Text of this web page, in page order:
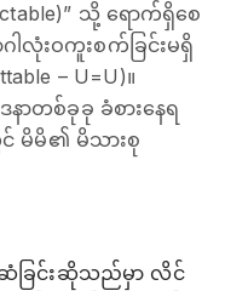
သို့ ရောက်ရှိစေ
လုံးဝကူးစက်ခြင်းမရှိ
– U=U)။
တစ်ခုခု ခံစားနေရ
မိမိ၏ မိသားစု
ခြင်းဆိုသည်မှာ လိင်